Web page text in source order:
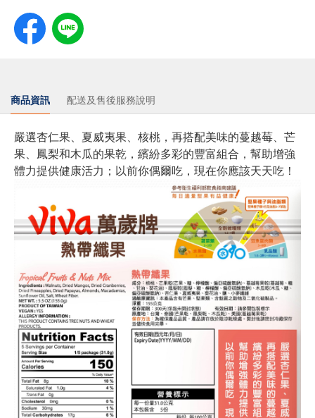
商品資訊 配送及售後服務說明
嚴選杏仁果、夏威夷果、核桃，再搭配美味的蔓越莓、芒
果、鳳梨和木瓜的果乾，繽紛多彩的豐富組合，幫助增強
體力提供健康活力；以前你偶爾吃，現在你應該天天吃！